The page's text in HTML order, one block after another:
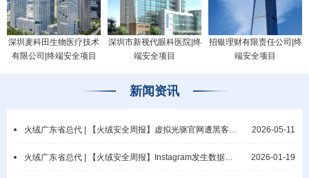
深圳麦科田生物医疗技术
有限公司|终端安全项目
深圳市新视代眼科医院|终
端安全项目
招银理财有限责任公司|终
端安全项目
新闻资讯
2026-05-11
火绒广东省总代 | 【火绒安全周报】虚拟光驱官网遭黑客攻击/微软披露网络钓鱼活动
2026-01-19
火绒广东省总代 | 【火绒安全周报】Instagram发生数据泄露事件/教元集团疑遭勒索攻击